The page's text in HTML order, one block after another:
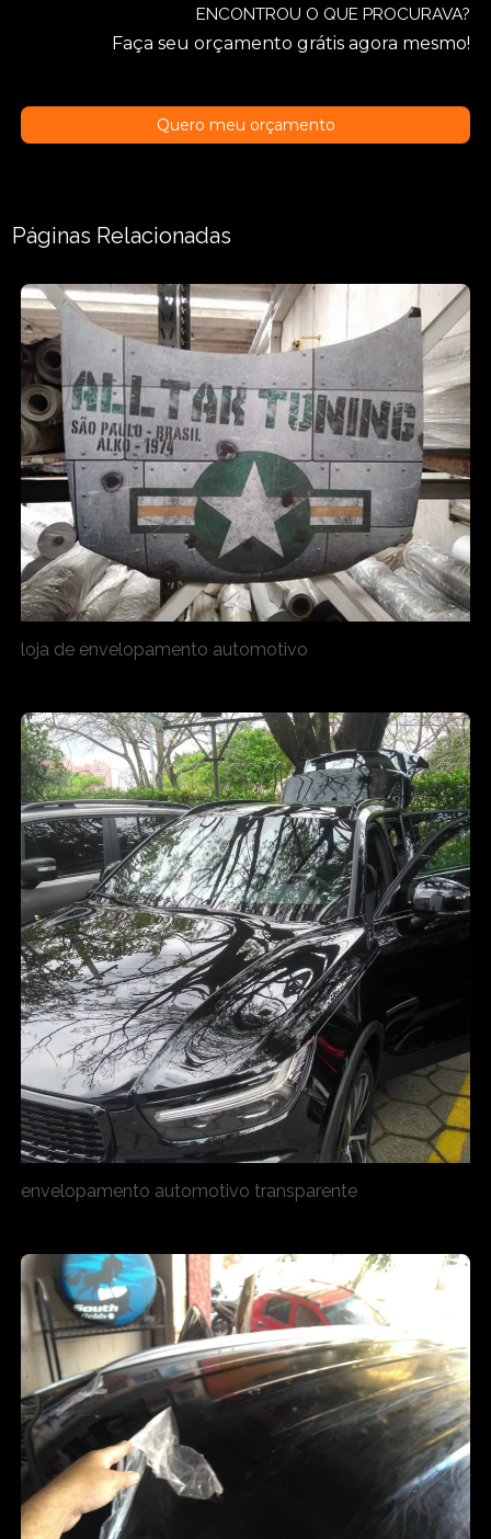
ENCONTROU O QUE PROCURAVA?
Faça seu orçamento grátis agora mesmo!
Quero meu orçamento
Páginas Relacionadas
loja de envelopamento automotivo
envelopamento automotivo transparente